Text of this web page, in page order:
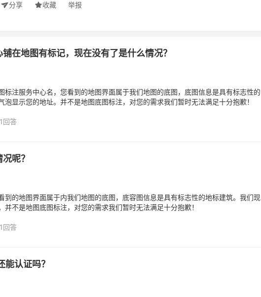
分享 收藏 举报
在地图有标记，现在没有了是什么情况？
标注服务中心名，您看到的地图界面属于我们地图的底图，底图信息是具有标志性的
显示您的地址。并不是地图底图标注，对您的需求我们暂时无法满足十分抱歉！
1回答
呢？
到的地图界面属于内我们地图的底图，底容图信息是具有标志性的地标建筑。我们现
不是地图底图标注，对您的需求我们暂时无法满足十分抱歉！
1回答
认证吗？